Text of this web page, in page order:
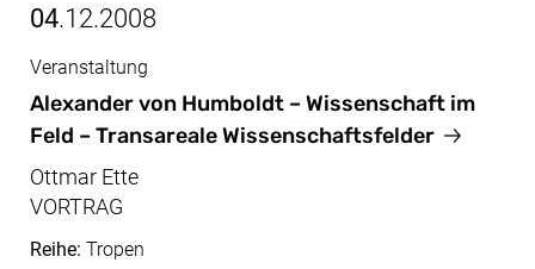
04.12.2008
Dez, 04.12.2008
Alexander von Humboldt – Wissenschaft im
Feld – Transareale Wissenschaftsfelder
Veranstaltung
Ottmar Ette
VORTRAG
Reihe: Tropen